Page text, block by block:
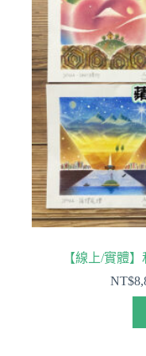
【線上/實體
NT$